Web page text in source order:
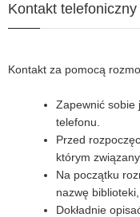
Kontakt telefoniczny
Kontakt za pomocą
Zapewnić sobie
telefonu.
Przed
którym
Na początku
nazwę
Dokładnie